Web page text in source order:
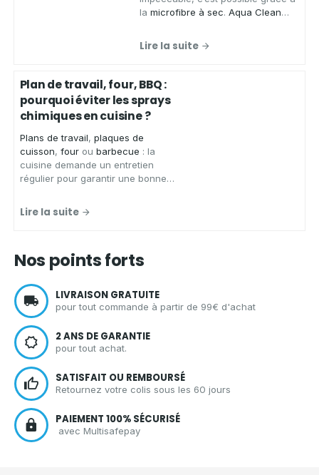
la microfibre à sec. Aqua Clean
zéro déchet, vous présente ses
chiffons microfibres de qualité
etnettoyer
surfaces
Lire la suite
Plan de travail, four, BBQ :
pourquoi éviter les sprays
chimiques en cuisine ?
Plans de travail, plaques de
cuisson, fourou barbecue : la
cuisine demande un entretien
régulier pour garantir une bonne
spécialiste des solutions
d'entretien écologiques et zéro
écologiquepournettoyer votre
cuisineen toute sérénité.
Lire la suite
Nos points forts
LIVRAISON GRATUITE
pour tout commande à partir de 99€ d'achat
2 ANS DE GARANTIE
pour tout achat.
SATISFAIT OU REMBOURSÉ
Retournez votre colis sous les 60 jours
PAIEMENT 100% SÉCURISÉ
avec Multisafepay